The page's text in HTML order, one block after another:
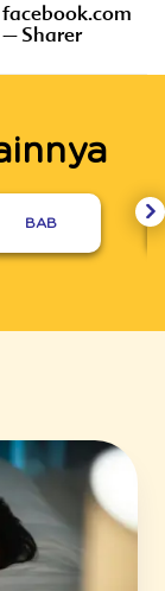
facebook.com
– Sharer
BAB